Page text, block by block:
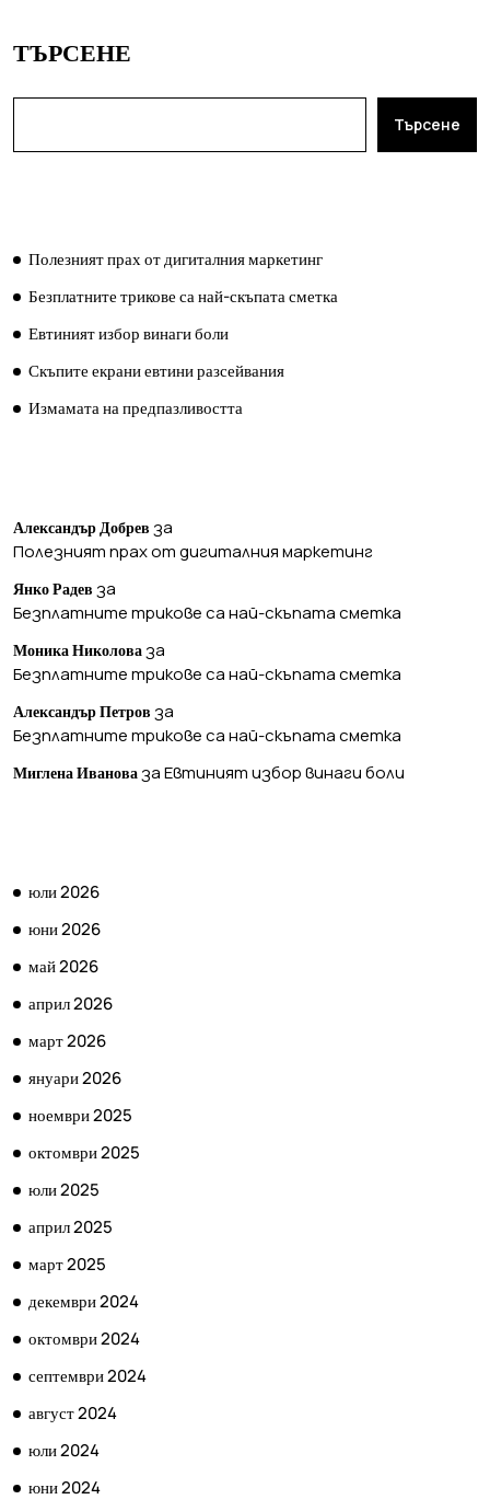
ТЪРСЕНЕ
Търсене
Полезният прах от дигиталния маркетинг
Безплатните трикове са най-скъпата сметка
Евтиният избор винаги боли
Скъпите екрани евтини разсейвания
Измамата на предпазливостта
Александър Добрев за
Полезният прах от дигиталния маркетинг
Янко Радев за
Безплатните трикове са най-скъпата сметка
Моника Николова за
Безплатните трикове са най-скъпата сметка
Александър Петров за
Безплатните трикове са най-скъпата сметка
Миглена Иванова заЕвтиният избор винаги боли
юли 2026
юни 2026
май 2026
април 2026
март 2026
януари 2026
ноември 2025
октомври 2025
юли 2025
април 2025
март 2025
декември 2024
октомври 2024
септември 2024
август 2024
юли 2024
юни 2024